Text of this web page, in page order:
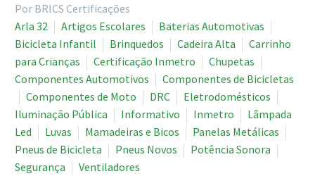
Por BRICS Certificações
Arla 32
Artigos Escolares
Baterias Automotivas
Bicicleta Infantil
Brinquedos Cadeira Alta
Carrinho
para Crianças
Certificação Inmetro
Chupetas
Componentes Automotivos
Componentes de Bicicletas
Componentes de Moto
DRC
Eletrodomésticos
Iluminação Pública
Informativo Inmetro
Lâmpada
Led
Luvas Mamadeiras e Bicos
Panelas Metálicas
Pneus de Bicicleta
Pneus Novos
Potência Sonora
Segurança
Ventiladores